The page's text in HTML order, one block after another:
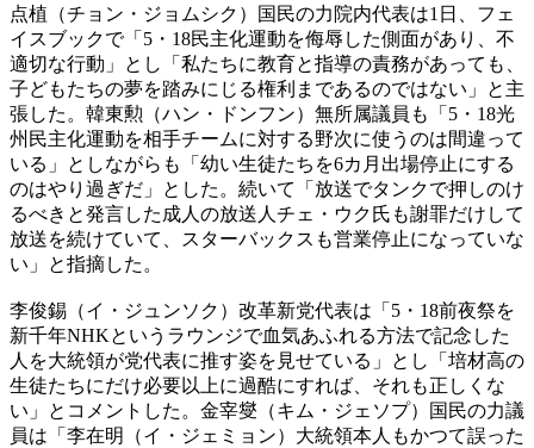
点植（チョン・ジョムシク）国民の力院内代表は1日、フェ
イスブックで「5・18民主化運動を侮辱した側面があり、不
適切な行動」とし「私たちに教育と指導の責務があっても、
子どもたちの夢を踏みにじる権利まであるのではない」と主
張した。韓東勲（ハン・ドンフン）無所属議員も「5・18光
州民主化運動を相手チームに対する野次に使うのは間違って
いる」としながらも「幼い生徒たちを6カ月出場停止にする
のはやり過ぎだ」とした。続いて「放送でタンクで押しのけ
るべきと発言した成人の放送人チェ・ウク氏も謝罪だけして
放送を続けていて、スターバックスも営業停止になっていな
い」と指摘した。
李俊錫（イ・ジュンソク）改革新党代表は「5・18前夜祭を
新千年NHKというラウンジで血気あふれる方法で記念した
人を大統領が党代表に推す姿を見せている」とし「培材高の
生徒たちにだけ必要以上に過酷にすれば、それも正しくな
い」とコメントした。金宰燮（キム・ジェソプ）国民の力議
員は「李在明（イ・ジェミョン）大統領本人もかつて誤った